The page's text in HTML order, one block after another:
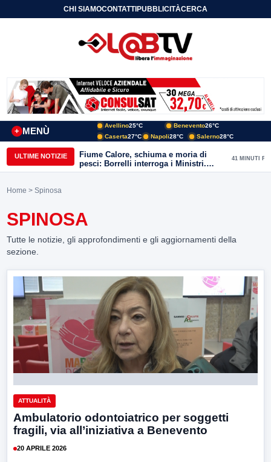
CHI SIAMOCONTATTIPUBBLICITÀCERCA
MENÙ
+
Avellino25°C Benevento26°C
Caserta27°C Napoli28°C Salerno28°C
ULTIME NOTIZIE
Fiume Calore, schiuma e moria di
pesci: Borrelli interroga i Ministri.
“Benevento paga l’assenza del
41 MINUTI FA
Home > Spinosa
SPINOSA
Tutte le notizie, gli approfondimenti e gli aggiornamenti della
sezione.
ATTUALITÀ
Ambulatorio odontoiatrico per soggetti
fragili, via all’iniziativa a Benevento
20 APRILE 2026